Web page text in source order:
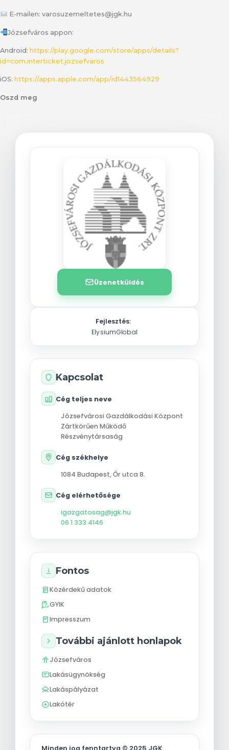
E-mailen: varosuzemeltetes@jgk.hu
Józsefváros appon:
Android: https://play.google.com/store/apps/details?
id=com.interticket.jozsefvaros
iOS: https://apps.apple.com/app/id1443564929
Oszd meg
Üzenetküldés
Fejlesztés:
ElysiumGlobal
Kapcsolat
Cég teljes neve
Józsefvárosi Gazdálkodási Központ
Zártkörűen Működő
Részvénytársaság
Cég székhelye
1084 Budapest,Őr utca 8.
Cég elérhetősége
igazgatosag@jgk.hu
06 1 333 4146
Fontos
Közérdekű adatok
GYIK
Impresszum
További ajánlott honlapok
Józsefváros
Lakásügynökség
Lakáspályázat
Lakótér